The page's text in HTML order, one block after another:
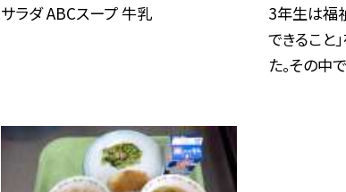
サラダ ABCスープ 牛乳
3年生は福
できること
た。その中